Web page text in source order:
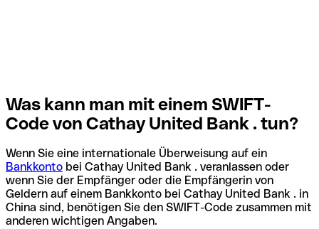
Was kann man mit einem SWIFT-
Code von Cathay United Bank . tun?
Wenn Sie eine internationale Überweisung auf ein
Bankkonto bei Cathay United Bank . veranlassen oder
wenn Sie der Empfänger oder die Empfängerin von
Geldern auf einem Bankkonto bei Cathay United Bank . in
China sind, benötigen Sie den SWIFT-Code zusammen mit
anderen wichtigen Angaben.